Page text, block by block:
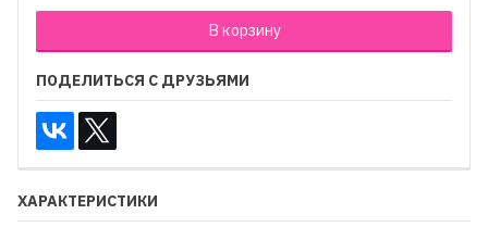
В корзину
ПОДЕЛИТЬСЯ С ДРУЗЬЯМИ
ХАРАКТЕРИСТИКИ